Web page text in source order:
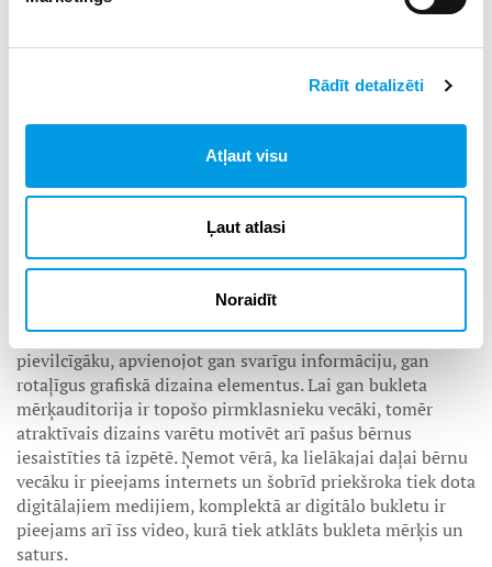
Rādīt detalizēti
Atļaut visu
Ļaut atlasi
Noraidīt
laicīgai nepieciešamo mācību piederumu sarūpēšanai savu
“Zinošs vecāks = zinošs pirmklasnieks” projekta autoriem
bija īpaši svarīgi bukleta saturu veidot saskaņā gan ar
par skolas gaitu uzsākšanu tika iegūtas intervijās ar
pirmsskolas direktori un vadītāju, sākumskolas
skolotājām, mācību atbalsta speciālisti, skolas psiholoģi
un ABA terapeiti, kā arī ģimenes ārstu. Ekspertu viedokļi
lielā mērā saskanēja ar aktuālāko starptautisko zinātnisko
pētījumu atziņām un ieteikumiem. Tika pievērsta
uzmanība arī informatīvā bukleta vizuālajai identitātei,
nosakot nepieciešamību to izstrādāt pēc iespējas
pievilcīgāku, apvienojot gan svarīgu informāciju, gan
rotaļīgus grafiskā dizaina elementus. Lai gan bukleta
mērķauditorija ir topošo pirmklasnieku vecāki, tomēr
atraktīvais dizains varētu motivēt arī pašus bērnus
iesaistīties tā izpētē. Ņemot vērā, ka lielākajai daļai bērnu
vecāku ir pieejams internets un šobrīd priekšroka tiek dota
digitālajiem medijiem, komplektā ar digitālo bukletu ir
pieejams arī īss video, kurā tiek atklāts bukleta mērķis un
saturs.